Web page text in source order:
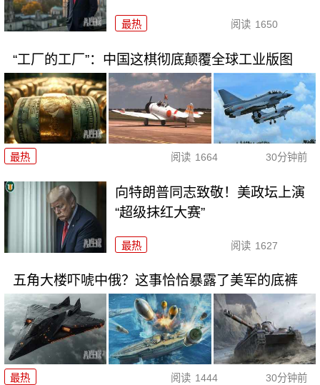
最热 阅读 1650
“工厂的工厂”：中国这棋彻底颠覆全球工业版图
最热 阅读 1664 30分钟前
向特朗普同志致敬！美政坛上演
“超级抹红大赛”
最热 阅读 1627
五角大楼吓唬中俄？这事恰恰暴露了美军的底裤
最热 阅读 1444 30分钟前